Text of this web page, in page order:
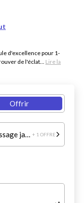
d'excellence pour 1-
de l'éclat... Lire la
Offrir
La fontaine Blooméa + le massage japonais Kobido du visage + 1 OFFRE